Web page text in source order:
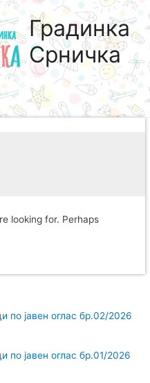
Градинка
Срничка
looking for. Perhaps
по јавен оглас бр.02/2026
по јавен оглас бр.01/2026